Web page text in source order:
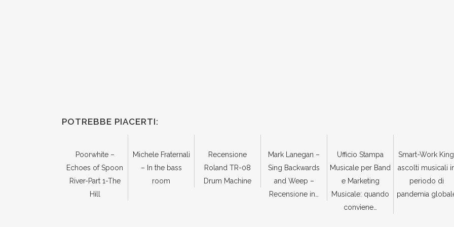
POTREBBE PIACERTI:
Poorwhite –
Echoes of Spoon
River-Part 1-The
Hill
Michele Fraternali
– In the bass
room
Recensione
Roland TR-08
Drum Machine
Mark Lanegan –
Sing Backwards
and Weep –
Recensione in…
Ufficio Stampa
Musicale per Band
e Marketing
Musicale: quando
conviene…
Smart-Work
ascolti musicali
periodo di
pandemia